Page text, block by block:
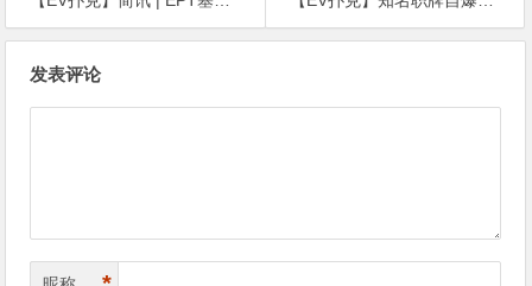
发表评论